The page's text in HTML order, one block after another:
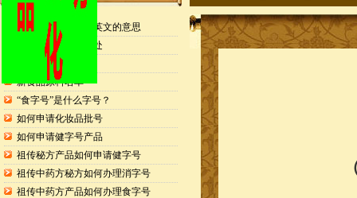
检测报告封面缩写英文的意思
申请专利的25个好处
药食同源目录
新食品原料名单
“食字号”是什么字号？
如何申请化妆品批号
如何申请健字号产品
祖传秘方产品如何申请健字号
祖传中药方秘方如何办理消字号
祖传中药方产品如何办理食字号
（